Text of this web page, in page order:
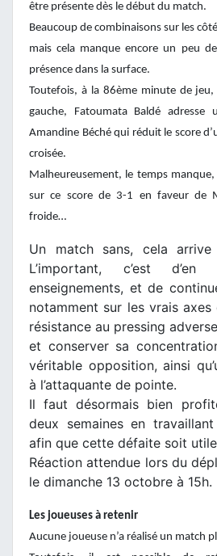
être présente dès le début du match.
Beaucoup de combinaisons sur les
mais cela manque encore un peu
présence dans la surface.
Toutefois, à la 86ème minute de
gauche, Fatoumata Baldé
Amandine Béché qui réduit le score
croisée.
Malheureusement, le temps
sur ce score de 3-1 en faveur de
froide…
Un match sans, cela arrive
L’important, c’est
enseignements, et de
notamment sur les vrais
résistance au pressing
et conserver sa
véritable opposition, ainsi
à l’attaquante de pointe.
Il faut désormais bien
deux semaines en
afin que cette défaite soit
Réaction attendue lors du
le dimanche 13 octobre à 15h.
Les joueuses à retenir
Aucune joueuse n’a réalisé un match